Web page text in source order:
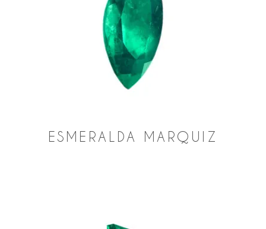
ESMERALDA MARQUIZ